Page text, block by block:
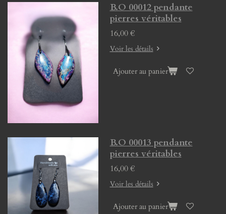
B.O 00012 pendante
pierres véritables
16,00 €
Voir les détails
Ajouter au panier
B.O 00013 pendante
pierres véritables
16,00 €
Voir les détails
Ajouter au panier